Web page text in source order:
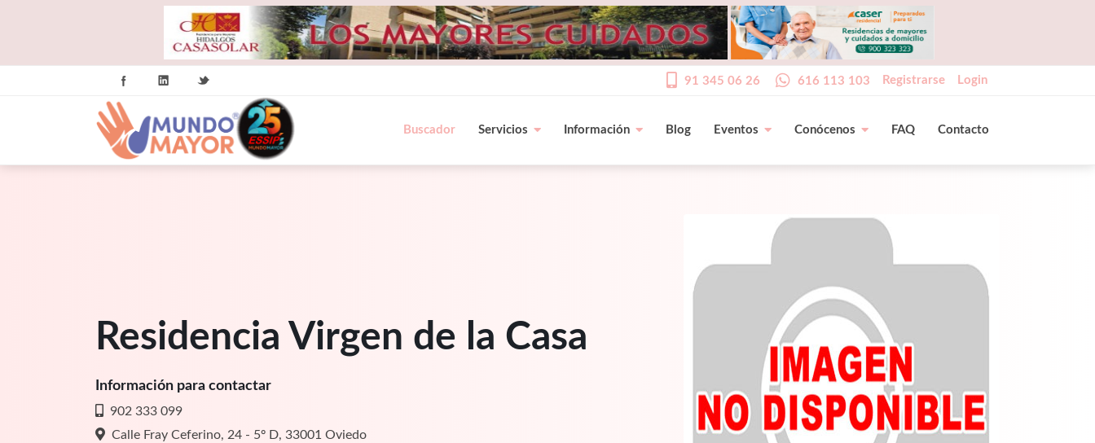
91 345 06 26 616 113 103 Registrarse Login
Buscador Servicios Información Blog Eventos Conócenos FAQ Contacto
Residencia Virgen de la Casa
Información para contactar
902 333 099
Calle Fray Ceferino, 24 - 5º D, 33001 Oviedo